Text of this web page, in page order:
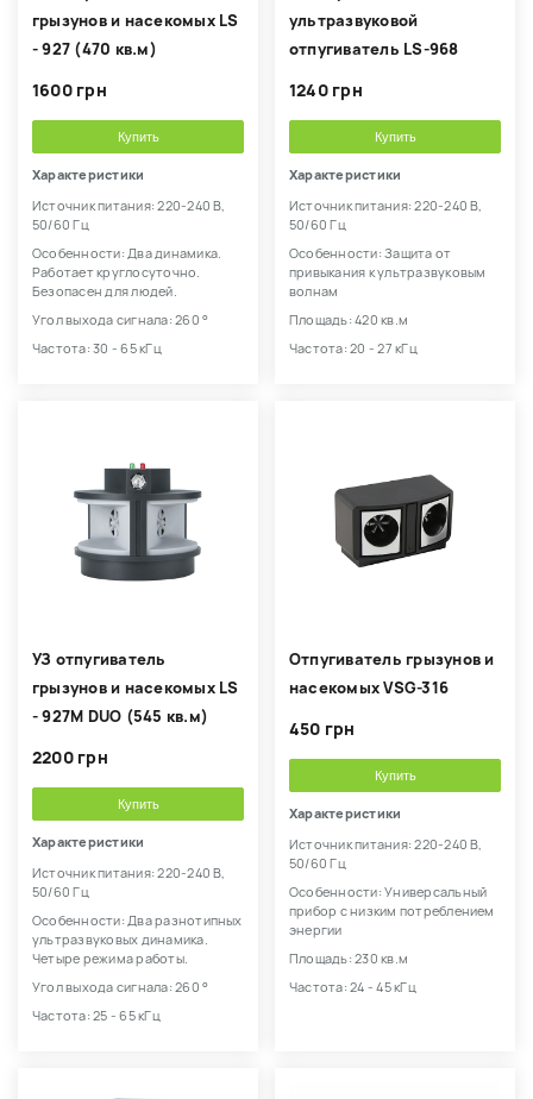
грызунов и насекомых LS
- 927 (470 кв.м)
1600 грн
Купить
Характеристики
Источник питания: 220-240 В,
50/60 Гц
Особенности: Два динамика.
Работает круглосуточно.
Безопасен для людей.
Угол выхода сигнала: 260 °
Частота: 30 - 65 кГц
ультразвуковой
отпугиватель LS-968
1240 грн
Купить
Характеристики
Источник питания: 220-240 В,
50/60 Гц
Особенности: Защита от
привыкания к ультразвуковым
волнам
Площадь: 420 кв.м
Частота: 20 - 27 кГц
УЗ отпугиватель
грызунов и насекомых LS
- 927M DUO (545 кв.м)
2200 грн
Купить
Характеристики
Источник питания: 220-240 В,
50/60 Гц
Особенности: Два разнотипных
ультразвуковых динамика.
Четыре режима работы.
Угол выхода сигнала: 260 °
Частота: 25 - 65 кГц
Отпугиватель грызунов и
насекомых VSG-316
450 грн
Купить
Характеристики
Источник питания: 220-240 В,
50/60 Гц
Особенности: Универсальный
прибор с низким потреблением
энергии
Площадь: 230 кв.м
Частота: 24 - 45 кГц